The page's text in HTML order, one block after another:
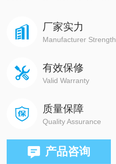
厂家实力
Manufacturer Strength
有效保修
Valid Warranty
质量保障
Quality Assurance
产品咨询